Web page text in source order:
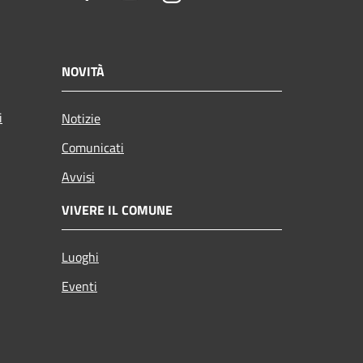
NOVITÀ
Notizie
Comunicati
Avvisi
VIVERE IL COMUNE
Luoghi
Eventi